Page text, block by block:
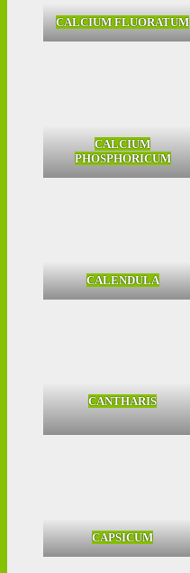
CALCIUM FLUORATUM
CALCIUM
PHOSPHORICUM
CALENDULA
CANTHARIS
CAPSICUM